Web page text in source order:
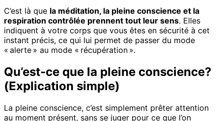
C’est là que la méditation, la pleine conscience et la
respiration contrôlée prennent tout leur sens. Elles
indiquent à votre corps que vous êtes en sécurité à cet
instant précis, ce qui lui permet de passer du mode
« alerte » au mode « récupération ».
Qu’est-ce que la pleine conscience?
(Explication simple)
La pleine conscience, c’est simplement prêter attention
au moment présent, sans se juger pour ce que l’on